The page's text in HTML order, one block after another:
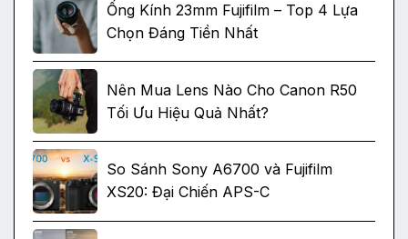
Ống Kính 23mm Fujifilm – Top 4 Lựa
Chọn Đáng Tiền Nhất
Nên Mua Lens Nào Cho Canon R50
Tối Ưu Hiệu Quả Nhất?
So Sánh Sony A6700 và Fujifilm
XS20: Đại Chiến APS-C